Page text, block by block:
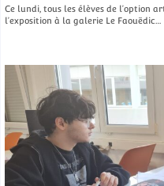
Ce lundi, tous les élèves de l’option
l’exposition à la galerie Le Faouëdic…